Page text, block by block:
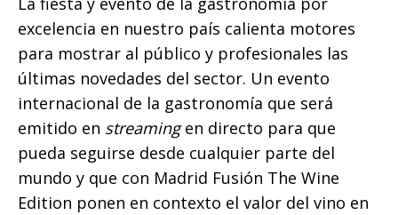
excelencia en nuestro país calienta motores
para mostrar al público y profesionales las
últimas novedades del sector. Un evento
internacional de la gastronomía que será
emitido en streamingen directo para que
pueda seguirse desde cualquier parte del
mundo y que con Madrid Fusión The Wine
Edition ponen en contexto el valor del vino en